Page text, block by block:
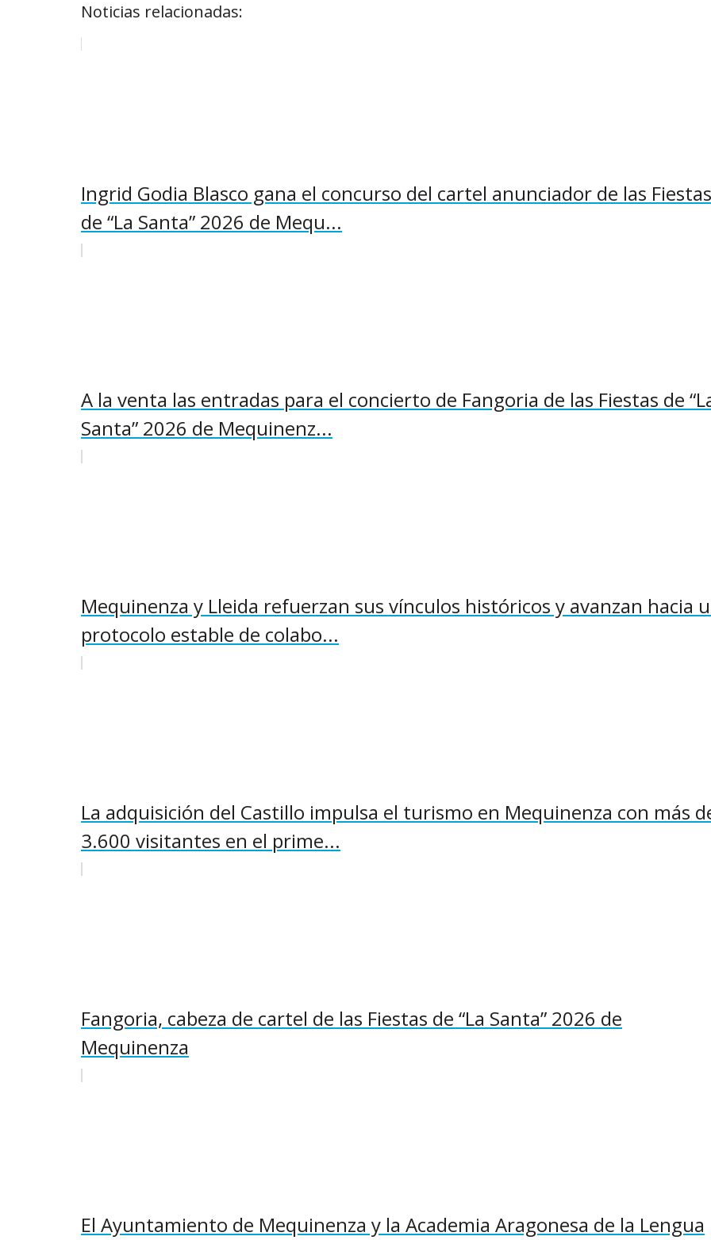
Noticias relacionadas:
Ingrid Godia Blasco gana el concurso del cartel anunciador de las Fiestas
de “La Santa” 2026 de Mequ...
A la venta las entradas para el concierto de Fangoria de las Fiestas de
Santa” 2026 de Mequinenz...
Mequinenza y Lleida refuerzan sus vínculos históricos y avanzan hacia
protocolo estable de colabo...
La adquisición del Castillo impulsa el turismo en Mequinenza con más
3.600 visitantes en el prime...
Fangoria, cabeza de cartel de las Fiestas de “La Santa” 2026 de
Mequinenza
El Ayuntamiento de Mequinenza y la Academia Aragonesa de la Lengua